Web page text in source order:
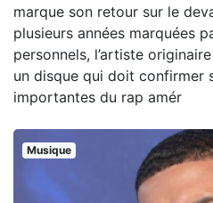
marque son retour sur le
plusieurs années marquées
personnels, l’artiste
un disque qui doit confirmer
importantes du rap amér
Musique